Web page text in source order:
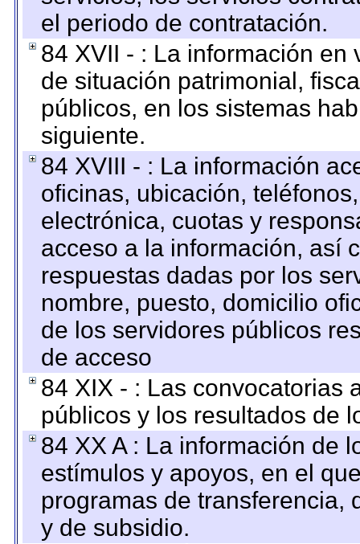
el periodo de contratación.
84 XVII - : La información
de situación patrimonial,
públicos, en los sistemas
siguiente.
84 XVIII - : La información
oficinas, ubicación,
electrónica, cuotas y
acceso a la información, así
respuestas dadas por los
nombre, puesto, domicilio
de los servidores públicos
de acceso
84 XIX - : Las convocatorias
públicos y los resultados de
84 XX A : La información de
estímulos y apoyos, en el
programas de transferencia,
y de subsidio.